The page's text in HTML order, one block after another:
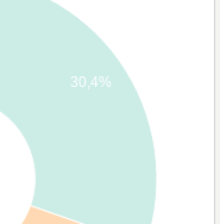
30,4%